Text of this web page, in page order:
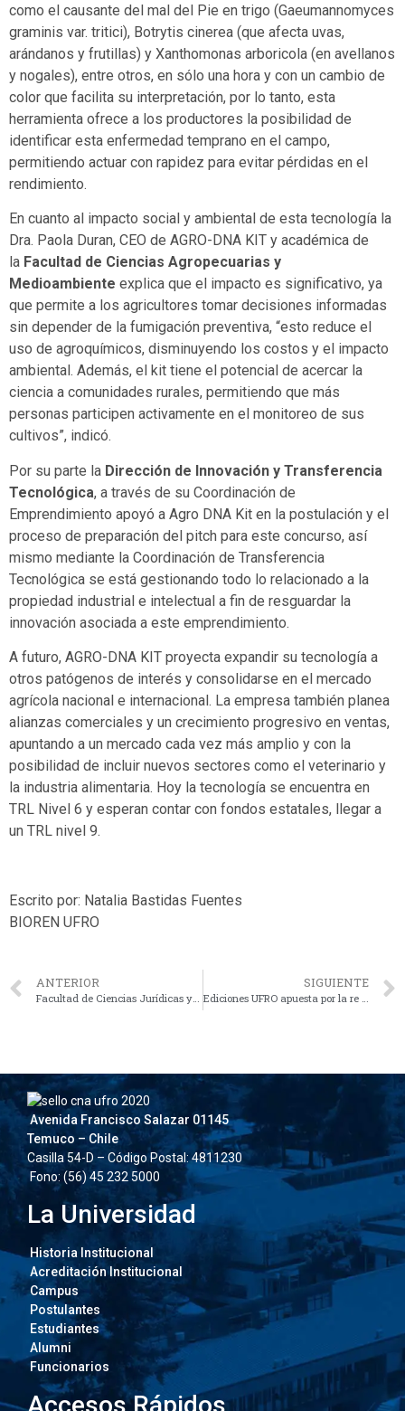
como el causante del mal del Pie en trigo (Gaeumannomyces
graminis var. tritici), Botrytis cinerea (que afecta uvas,
arándanos y frutillas) y Xanthomonas arboricola (en avellanos
y nogales), entre otros, en sólo una hora y con un cambio de
color que facilita su interpretación, por lo tanto, esta
herramienta ofrece a los productores la posibilidad de
identificar esta enfermedad temprano en el campo,
permitiendo actuar con rapidez para evitar pérdidas en el
rendimiento.
En cuanto al impacto social y ambiental de esta tecnología la
Dra. Paola Duran, CEO de AGRO-DNA KIT y académica de
la Facultad de Ciencias Agropecuarias y
Medioambiente explica que el impacto es significativo, ya
que permite a los agricultores tomar decisiones informadas
sin depender de la fumigación preventiva, “esto reduce el
uso de agroquímicos, disminuyendo los costos y el impacto
ambiental. Además, el kit tiene el potencial de acercar la
ciencia a comunidades rurales, permitiendo que más
personas participen activamente en el monitoreo de sus
cultivos”, indicó.
Por su parte la Dirección de Innovación y Transferencia
Tecnológica, a través de su Coordinación de
Emprendimiento apoyó a Agro DNA Kit en la postulación y el
proceso de preparación del pitch para este concurso, así
mismo mediante la Coordinación de Transferencia
Tecnológica se está gestionando todo lo relacionado a la
propiedad industrial e intelectual a fin de resguardar la
innovación asociada a este emprendimiento.
A futuro, AGRO-DNA KIT proyecta expandir su tecnología a
otros patógenos de interés y consolidarse en el mercado
agrícola nacional e internacional. La empresa también planea
alianzas comerciales y un crecimiento progresivo en ventas,
apuntando a un mercado cada vez más amplio y con la
posibilidad de incluir nuevos sectores como el veterinario y
la industria alimentaria. Hoy la tecnología se encuentra en
TRL Nivel 6 y esperan contar con fondos estatales, llegar a
un TRL nivel 9.
Escrito por: Natalia Bastidas Fuentes
BIOREN UFRO
ANTERIOR
Facultad de Ciencias Jurídicas y Empresariales avanza en la digitalización de la enseñanza
SIGUIENTE
Ediciones UFRO apuesta por la re valorización del patrimonio visual de La Araucanía con homenaje póstumo a pintor Alfredo Castillo
Avenida Francisco Salazar 01145
Temuco – Chile
Casilla 54-D – Código Postal: 4811230
Fono: (56) 45 232 5000
La Universidad
Historia Institucional
Acreditación Institucional
Campus
Postulantes
Estudiantes
Alumni
Funcionarios
Accesos Rápidos